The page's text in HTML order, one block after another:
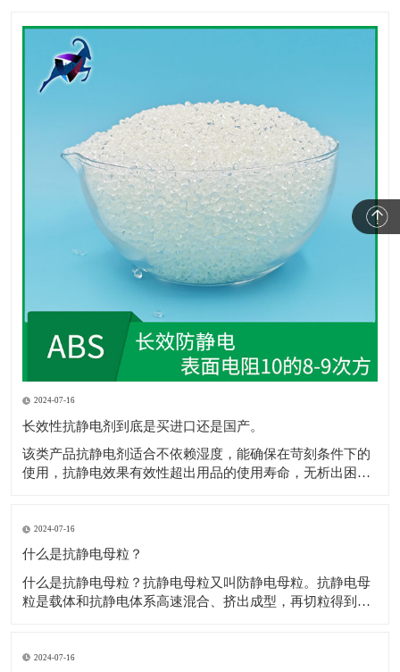
2024-07-16
长效性抗静电剂到底是买进口还是国产。
该类产品抗静电剂​适合不依赖湿度，能确保在苛刻条件下的
使用，抗静电效果有效性超出用品的使用寿命，无析出困
和树脂较好的层筋状啮合结构，抗静电剂​极佳的极性配伍。
2.电荷通过网状通道，
2024-07-16
什么是抗静电母粒？
什么是抗静电母粒？抗静电母粒又叫防静电母粒。抗静电母
粒是载体和抗静电体系高速混合、挤出成型，再切粒得到
表面电阻为1012Ω以上，防静电包装材料要求表面电阻为
2024-07-16